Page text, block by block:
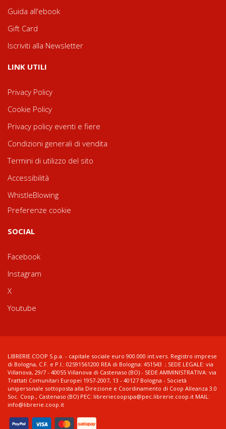
Guida all'ebook
Gift Card
Iscriviti alla Newsletter
LINK UTILI
Privacy Policy
Cookie Policy
Privacy policy eventi e fiere
Condizioni generali di vendita
Termini di utilizzo del sito
Accessibilità
WhistleBlowing
Preferenze cookie
SOCIAL
Facebook
Instagram
X
Youtube
LIBRERIE.COOP S.p.a. - capitale sociale euro 900.000 int.vers. Registro imprese
di Bologna, C.F. e P.I.: 02591561200 REA di Bologna: 451543 ; SEDE LEGALE: via
Villanova, 29/7 - 40055 Villanova di Castenaso (BO) - SEDE AMMINISTRATIVA: via
Trattati Comunitari Europei 1957-2007, 13 - 40127 Bologna - Società
unipersonale sottoposta alla Direzione e Coordinamento di Coop Alleanza 3.0
Soc. Coop., Castenaso (BO) PEC: libreriecoopspa@pec.librerie.coop.it MAIL:
info@librerie.coop.it